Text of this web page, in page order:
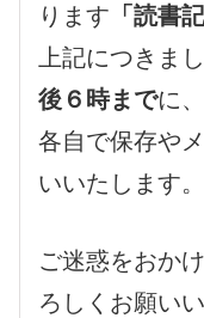
ります 「読書
上記につきま
後６時までに、
各自で保存や
いいたします。
ご迷惑をおか
ろしくお願い